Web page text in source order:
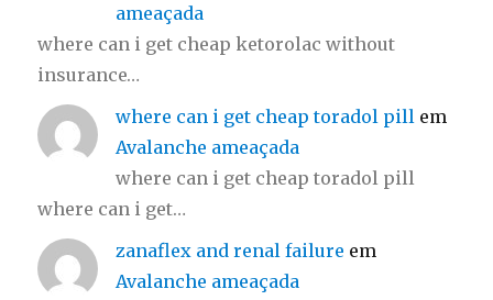
ameaçada
where can i get cheap ketorolac without
insurance…
where can i get cheap toradol pill em
Avalanche ameaçada
where can i get cheap toradol pill
where can i get…
zanaflex and renal failure em
Avalanche ameaçada